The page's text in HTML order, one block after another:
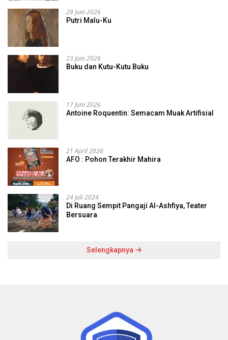
29 Juni 2026
Putri Malu-Ku
23 Juni 2026
Buku dan Kutu-Kutu Buku
17 Juni 2026
Antoine Roquentin: Semacam Muak Artifisial
21 April 2026
AFO : Pohon Terakhir Mahira
24 Juli 2024
Di Ruang Sempit Pangaji Al-Ashfiya, Teater
Bersuara
Selengkapnya